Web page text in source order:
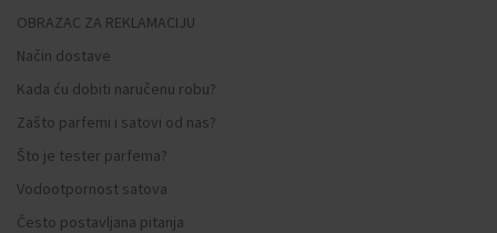
OBRAZAC ZA REKLAMACIJU
Način dostave
Kada ću dobiti naručenu robu?
Zašto parfemi i satovi od nas?
Što je tester parfema?
Vodootpornost satova
Često postavljana pitanja